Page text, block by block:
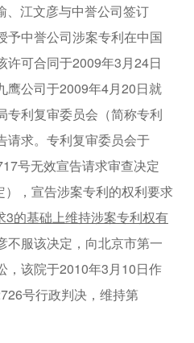
江文彦与中誉公司签订
予中誉公司涉案专利在中国
许可合同于2009年3月24日
鹰公司于2009年4月20日就
专利复审委员会（简称专利
请求。专利复审委员会于
号无效宣告请求审查决定
），宣告涉案专利的权利要求
3的基础上维持涉案专利权有
不服该决定，向北京市第一
，该院于2010年3月10日作
号行政判决，维持第